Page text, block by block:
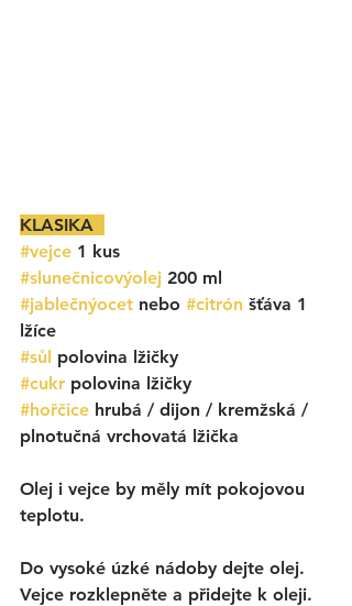
KLASIKA
#vejce 1 kus
#slunečnicovýolej 200 ml
#jablečnýocet nebo #citrón šťáva 1
lžíce
#sůl polovina lžičky
#cukr polovina lžičky
#hořčice hrubá / dijon / kremžská /
plnotučná vrchovatá lžička
Olej i vejce by měly mít pokojovou
teplotu.
Do vysoké úzké nádoby dejte olej.
Vejce rozklepněte a přidejte k oleji.